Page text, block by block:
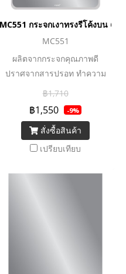
. (ติดได้ทั้งแนวตั้งและแนวนอน)
MC551 กระจกเงาทรงรีโค้งบน
MC551
ผลิตจากกระจกคุณภาพดี
ปราศจากสารปรอท ทำความ
สะอาดง่าย
฿1,710
฿1,550 -9%
สั่งซื้อสินค้า
เปรียบเทียบ